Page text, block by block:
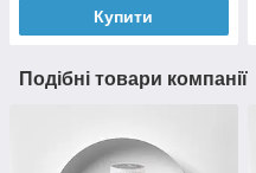
Купити
Подібні товари компанії